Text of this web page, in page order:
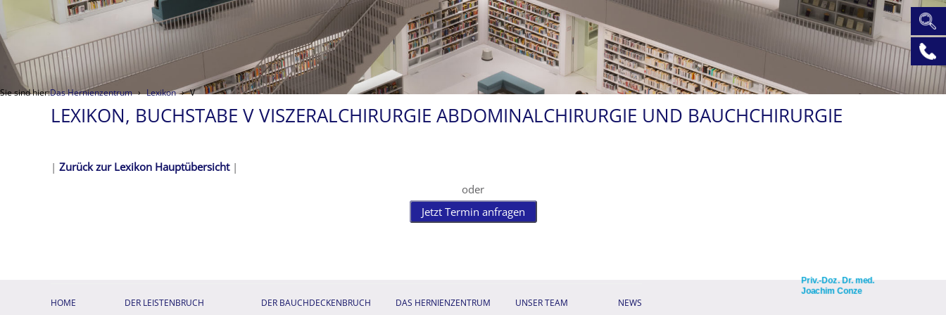
Sie sind hier:Das Hernienzentrum Lexikon V
LEXIKON, BUCHSTABE V VISZERALCHIRURGIE ABDOMINALCHIRURGIE UND BAUCHCHIRURGIE
| Zurück zur Lexikon Hauptübersicht|
oder
Jetzt Termin anfragen
Priv.-Doz. Dr. med.
Joachim Conze
HOME DER LEISTENBRUCH DER BAUCHDECKENBRUCH DAS HERNIENZENTRUM UNSER TEAM NEWS